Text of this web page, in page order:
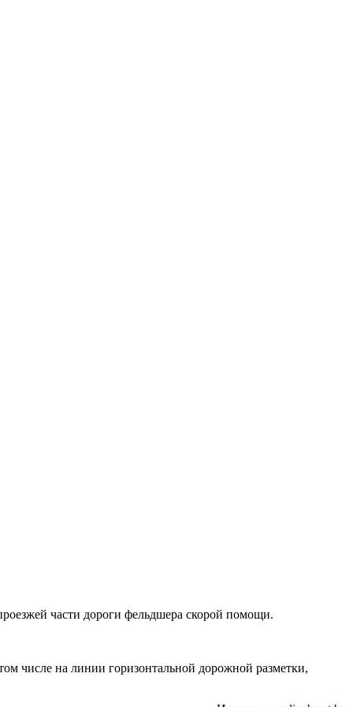
части дороги фельдшера скорой помощи.
числе на линии горизонтальной дорожной разметки,